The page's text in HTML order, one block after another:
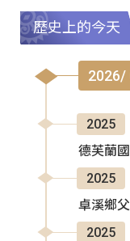
歷史上的今天
2026/
2025
德芙蘭
2025
卓溪鄉
2025